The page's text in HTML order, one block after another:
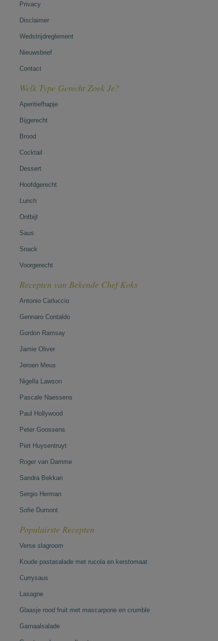
Privacy
Disclaimer
Wedstrijdreglement
Nieuwsbrief
Contact
Welk Type Gerecht Zoek Je?
Aperitiefhapje
Bijgerecht
Brood
Cocktail
Dessert
Hoofdgerecht
Lunch
Ontbijt
Saus
Snack
Voorgerecht
Recepten van Bekende Chef Koks
Antonio Carluccio
Gennaro Contaldo
Gordon Ramsay
Jamie Oliver
Jeroen Meus
Nigella Lawson
Pascale Naessens
Paul Hollywood
Peter Goossens
Piet Huysentruyt
Roger van Damme
Sandra Bekkari
Sergio Herman
Sofie Dumont
Populairste Recepten
Verse slagroom
Koude pastasalade met rucola en kerstomaat
Currysaus
Lasagne
Glaasje rood fruit met mascarpone en crumble
Garnaalsalade